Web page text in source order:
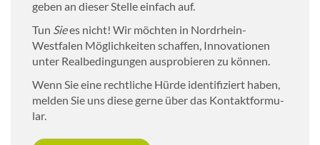
geben an die­ser Stel­le ein­fach auf.
Tun Siees nicht! Wir möch­ten in Nordrhein-​
Westfalen Mög­lich­kei­ten schaf­fen, In­no­va­tio­nen
unter Re­al­be­din­gun­gen aus­pro­bie­ren zu kön­nen.
Wenn Sie eine recht­li­che Hürde iden­ti­fi­ziert haben,
mel­den Sie uns diese gerne über das Kon­takt­for­mu­
lar.